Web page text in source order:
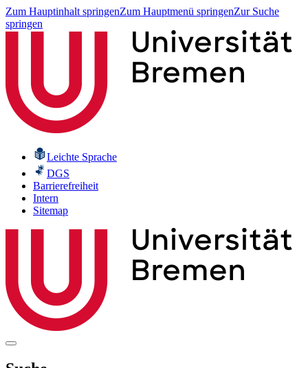
Zum Hauptinhalt springenZum Hauptmenü springenZur Suche
springen
Leichte Sprache
DGS
Barrierefreiheit
Intern
Sitemap